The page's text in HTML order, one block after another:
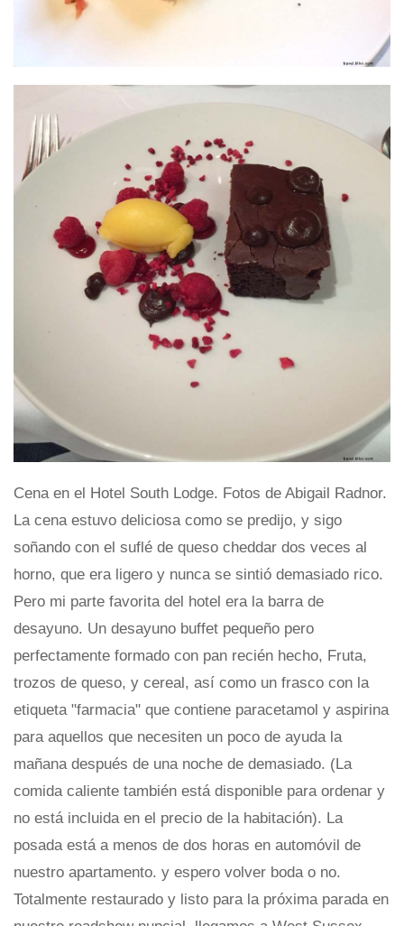
Cena en el Hotel South Lodge. Fotos de Abigail Radnor.
La cena estuvo deliciosa como se predijo, y sigo
soñando con el suflé de queso cheddar dos veces al
horno, que era ligero y nunca se sintió demasiado rico.
Pero mi parte favorita del hotel era la barra de
desayuno. Un desayuno buffet pequeño pero
perfectamente formado con pan recién hecho, Fruta,
trozos de queso, y cereal, así como un frasco con la
etiqueta "farmacia" que contiene paracetamol y aspirina
para aquellos que necesiten un poco de ayuda la
mañana después de una noche de demasiado. (La
comida caliente también está disponible para ordenar y
no está incluida en el precio de la habitación). La
posada está a menos de dos horas en automóvil de
nuestro apartamento. y espero volver boda o no.
Totalmente restaurado y listo para la próxima parada en